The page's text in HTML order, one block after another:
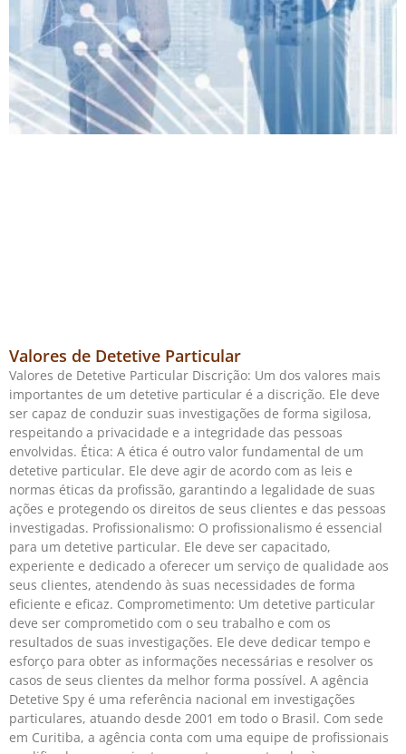
Valores de Detetive Particular
Valores de Detetive Particular Discrição: Um dos valores mais
importantes de um detetive particular é a discrição. Ele deve
ser capaz de conduzir suas investigações de forma sigilosa,
respeitando a privacidade e a integridade das pessoas
envolvidas. Ética: A ética é outro valor fundamental de um
detetive particular. Ele deve agir de acordo com as leis e
normas éticas da profissão, garantindo a legalidade de suas
ações e protegendo os direitos de seus clientes e das pessoas
investigadas. Profissionalismo: O profissionalismo é essencial
para um detetive particular. Ele deve ser capacitado,
experiente e dedicado a oferecer um serviço de qualidade aos
seus clientes, atendendo às suas necessidades de forma
eficiente e eficaz. Comprometimento: Um detetive particular
deve ser comprometido com o seu trabalho e com os
resultados de suas investigações. Ele deve dedicar tempo e
esforço para obter as informações necessárias e resolver os
casos de seus clientes da melhor forma possível. A agência
Detetive Spy é uma referência nacional em investigações
particulares, atuando desde 2001 em todo o Brasil. Com sede
em Curitiba, a agência conta com uma equipe de profissionais